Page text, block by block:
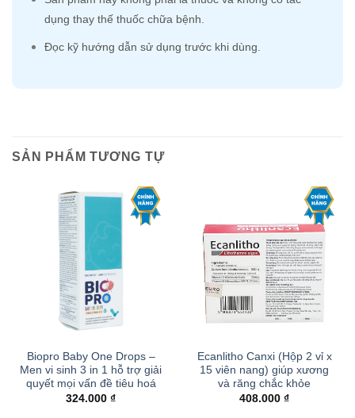
dụng thay thế thuốc chữa bệnh.
Đọc kỹ hướng dẫn sử dụng trước khi dùng.
SẢN PHẨM TƯƠNG TỰ
Biopro Baby One Drops –
Men vi sinh 3 in 1 hỗ trợ giải
quyết mọi vấn đề tiêu hoá
324.000 ₫
Ecanlitho Canxi (Hộp 2 vỉ x
15 viên nang) giúp xương
và răng chắc khỏe
408.000 ₫